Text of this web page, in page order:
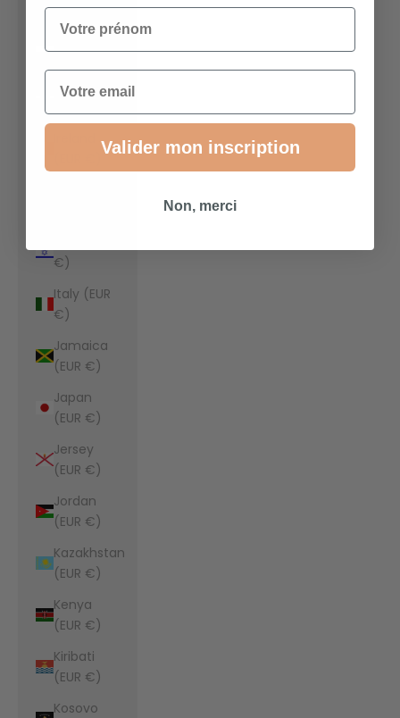
Indonesia
(EUR €)
Iraq (EUR
€)
Italy (EUR
€)
Jamaica
(EUR €)
Japan
(EUR €)
Jersey
(EUR €)
Jordan
(EUR €)
Kazakhstan
(EUR €)
Kenya
(EUR €)
Kiribati
(EUR €)
Kosovo
Votre prénom
Email
Valider mon inscription
Non, merci